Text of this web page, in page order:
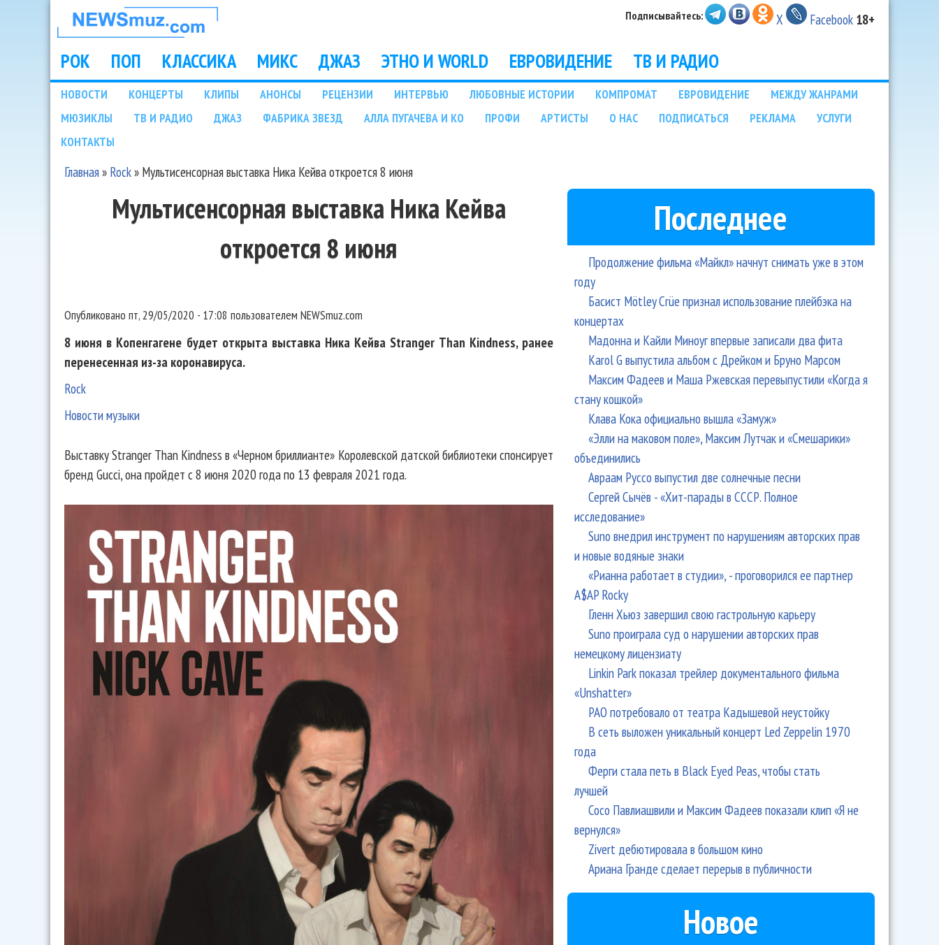
НОВОСТИ
МУЗЫКИ И
ШОУ БИЗНЕСА
NEWSMUZ.COM
Подписывайтесь: X Facebook 18+
Main menu
РОК ПОП КЛАССИКА МИКС ДЖАЗ ЭТНО И WORLD ЕВРОВИДЕНИЕ ТВ И РАДИО
Подразделы
НОВОСТИ КОНЦЕРТЫ КЛИПЫ АНОНСЫ РЕЦЕНЗИИ ИНТЕРВЬЮ ЛЮБОВНЫЕ ИСТОРИИ КОМПРОМАТ ЕВРОВИДЕНИЕ
МЕЖДУ ЖАНРАМИ
МЮЗИКЛЫ
ТВ И РАДИО ДЖАЗ ФАБРИКА ЗВЕЗД АЛЛА ПУГАЧЕВА И КО ПРОФИ АРТИСТЫ О НАС ПОДПИСАТЬСЯ РЕКЛАМА
УСЛУГИ
КОНТАКТЫ
Главная» Rock» Мультисенсорная выставка Ника Кейва откроется 8 июня
Мультисенсорная выставка Ника Кейва
откроется 8 июня
Опубликовано пт, 29/05/2020 - 17:08 пользователем NEWSmuz.com
8 июня в Копенгагене будет открыта выставка Ника Кейва Stranger Than Kindness, ранее
перенесенная из-за коронавируса.
Rock
Новости музыки
Выставку Stranger Than Kindness в «Черном бриллианте» Королевской датской библиотеки спонсирует
бренд Gucci, она пройдет с 8 июня 2020 года по 13 февраля 2021 года.
Последнее
Продолжение фильма «Майкл» начнут снимать уже в этом
году
Басист Mötley Crüe признал использование плейбэка на
концертах
Мадонна и Кайли Миноуг впервые записали два фита
Karol G выпустила альбом с Дрейком и Бруно Марсом
Максим Фадеев и Маша Ржевская перевыпустили «Когда я
стану кошкой»
Клава Кока официально вышла «Замуж»
«Элли на маковом поле», Максим Лутчак и «Смешарики»
объединились
Авраам Руссо выпустил две солнечные песни
Сергей Сычёв - «Хит-парады в СССР. Полное
исследование»
Suno внедрил инструмент по нарушениям авторских прав
и новые водяные знаки
«Рианна работает в студии», - проговорился ее партнер
A$AP Rocky
Гленн Хьюз завершил свою гастрольную карьеру
Suno проиграла суд о нарушении авторских прав
немецкому лицензиату
Linkin Park показал трейлер документального фильма
«Unshatter»
РАО потребовало от театра Кадышевой неустойку
В сеть выложен уникальный концерт Led Zeppelin 1970
года
Ферги стала петь в Black Eyed Peas, чтобы стать
лучшей
Сосо Павлиашвили и Максим Фадеев показали клип «Я не
вернулся»
Zivert дебютировала в большом кино
Ариана Гранде сделает перерыв в публичности
Новое